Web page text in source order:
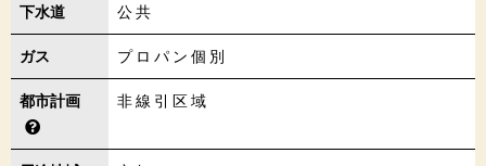
下水道 公共
ガス プロパン個別
都市計画 非線引区域